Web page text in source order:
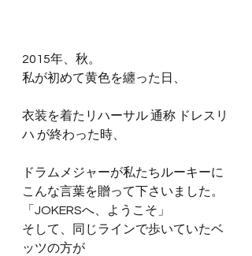
2015年、秋。
私が初めて黄色を纏った日、
衣装を着たリハーサル 通称 ドレスリ
ハ が終わった時、
ドラムメジャーが私たちルーキーに
こんな言葉を贈って下さいました。
「JOKERSへ、ようこそ」
そして、同じラインで歩いていたベ
ッツの方が